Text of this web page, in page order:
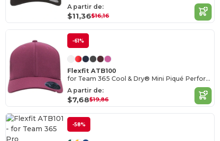
A partir de:
$11,36$16,16
-61%
Flexfit ATB100
for Team 365 Cool & Dry® Mini Piqué Performance Cap
A partir de:
$7,68$19,86
-58%